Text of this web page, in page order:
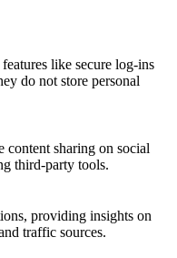
like secure log-ins
do not store personal
content sharing on social
third-party tools.
providing insights on
traffic sources.